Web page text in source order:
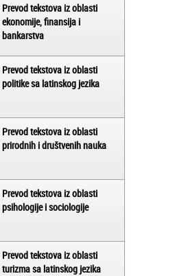
Prevod tekstova iz oblasti
ekonomije, finansija i
bankarstva
Prevod tekstova iz oblasti
politike sa latinskog jezika
Prevod tekstova iz oblasti
prirodnih i društvenih nauka
Prevod tekstova iz oblasti
psihologije i sociologije
Prevod tekstova iz oblasti
turizma sa latinskog jezika